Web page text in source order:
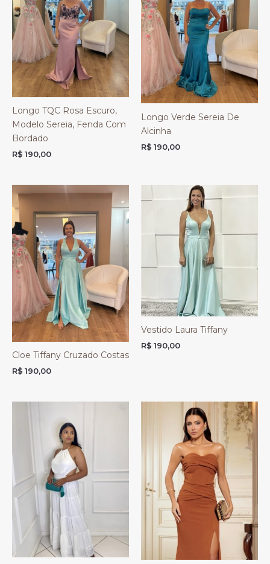
Longo TQC Rosa Escuro,
Modelo Sereia, Fenda Com
Bordado
R$ 190,00
Longo Verde Sereia De
Alcinha
R$ 190,00
Cloe Tiffany Cruzado Costas
R$ 190,00
Vestido Laura Tiffany
R$ 190,00